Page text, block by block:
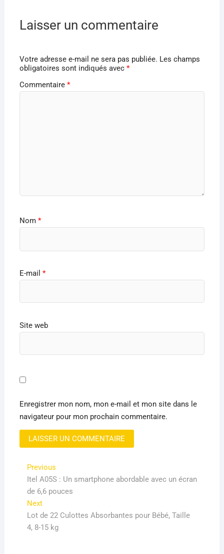
Laisser un commentaire
Votre adresse e-mail ne sera pas publiée. Les champs
obligatoires sont indiqués avec *
Commentaire *
Nom *
E-mail *
Site web
Enregistrer mon nom, mon e-mail et mon site dans le
navigateur pour mon prochain commentaire.
Navigation
de
l’article
PreviousPrevious
post:
Itel A05S : Un smartphone abordable avec un écran
de 6,6 pouces
NextNext
post:
Lot de 22 Culottes Absorbantes pour Bébé, Taille
4, 8-15 kg